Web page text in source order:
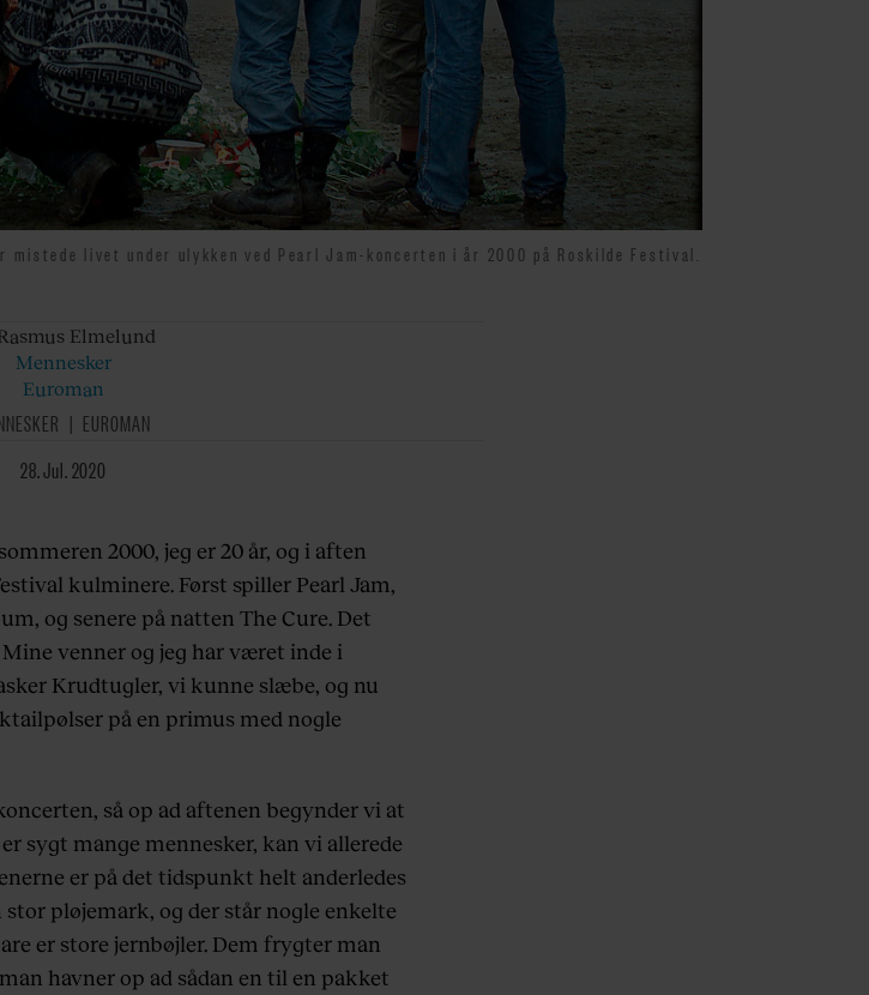
mistede livet under ulykken ved Pearl Jam-koncerten i år 2000 på Roskilde Festival.
Elmelund
Mennesker
Euroman
EUROMAN
28. Jul. 2020
2000, jeg er 20 år, og i aften
kulminere. Først spiller Pearl Jam,
og senere på natten The Cure. Det
Mine venner og jeg har været inde i
Krudtugler, vi kunne slæbe, og nu
på en primus med nogle
så op ad aftenen begynder vi at
sygt mange mennesker, kan vi allerede
er på det tidspunkt helt anderledes
stor pløjemark, og der står nogle enkelte
er store jernbøjler. Dem frygter man
havner op ad sådan en til en pakket